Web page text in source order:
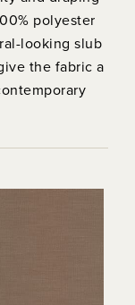
polyester
looking slub
the fabric a